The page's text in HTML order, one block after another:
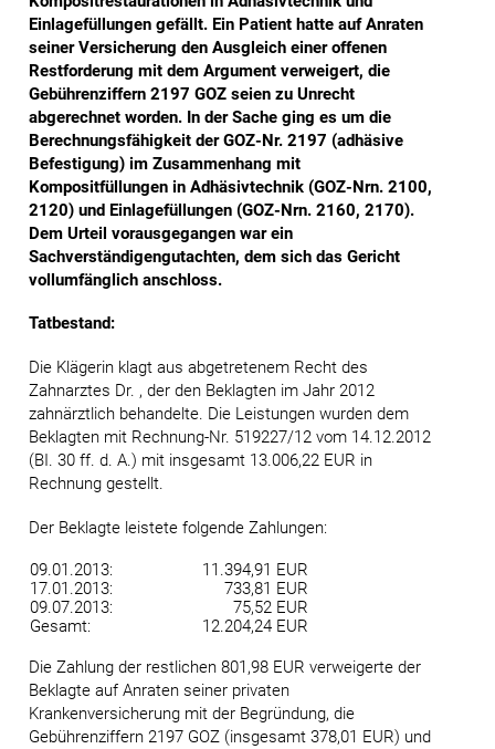
Einlagefüllungen gefällt. Ein Patient hatte auf Anraten
seiner Versicherung den Ausgleich einer offenen
Restforderung mit dem Argument verweigert, die
Gebührenziffern 2197 GOZ seien zu Unrecht
abgerechnet worden. In der Sache ging es um die
Berechnungsfähigkeit der GOZ-Nr. 2197 (adhäsive
Befestigung) im Zusammenhang mit
Kompositfüllungen in Adhäsivtechnik (GOZ-Nrn. 2100,
2120) und Einlagefüllungen (GOZ-Nrn. 2160, 2170).
Dem Urteil vorausgegangen war ein
Sachverständigengutachten, dem sich das Gericht
vollumfänglich anschloss.
Tatbestand:
Die Klägerin klagt aus abgetretenem Recht des
Zahnarztes Dr. , der den Beklagten im Jahr 2012
zahnärztlich behandelte. Die Leistungen wurden dem
Beklagten mit Rechnung-Nr. 519227/12 vom 14.12.2012
(BI. 30 ff. d. A.) mit insgesamt 13.006,22 EUR in
Rechnung gestellt.
Der Beklagte leistete folgende Zahlungen:
09.01.2013:
11.394,91 EUR
17.01.2013:
733,81 EUR
09.07.2013:
75,52 EUR
Gesamt:
12.204,24 EUR
Die Zahlung der restlichen 801,98 EUR verweigerte der
Beklagte auf Anraten seiner privaten
Krankenversicherung mit der Begründung, die
Gebührenziffern 2197 GOZ (insgesamt 378,01 EUR) und